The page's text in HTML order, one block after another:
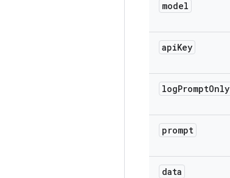
model
apiKey
logPromptOnly
prompt
data